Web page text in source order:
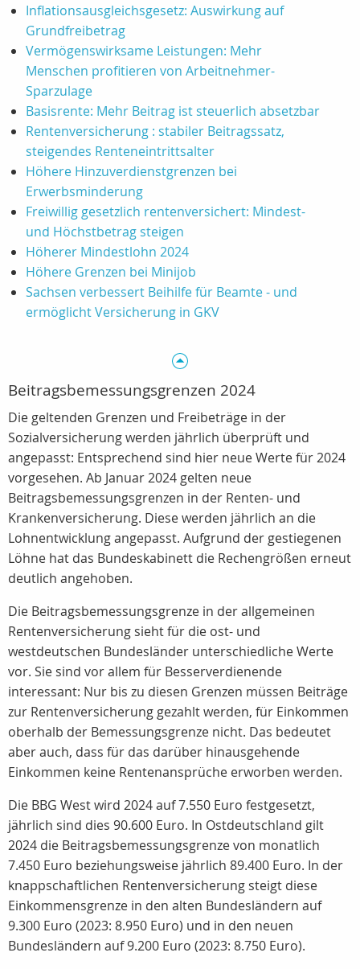
Inflationsausgleichsgesetz: Auswirkung auf
Grundfreibetrag
Vermögenswirksame Leistungen: Mehr
Menschen profitieren von Arbeitnehmer-
Sparzulage
Basisrente: Mehr Beitrag ist steuerlich absetzbar
Rentenversicherung : stabiler Beitragssatz,
steigendes Renteneintrittsalter
Höhere Hinzuverdienstgrenzen bei
Erwerbsminderung
Freiwillig gesetzlich rentenversichert: Mindest-
und Höchstbetrag steigen
Höherer Mindestlohn 2024
Höhere Grenzen bei Minijob
Sachsen verbessert Beihilfe für Beamte - und
ermöglicht Versicherung in GKV
Beitragsbemessungsgrenzen 2024
Die geltenden Grenzen und Freibeträge in der
Sozialversicherung werden jährlich überprüft und
angepasst: Entsprechend sind hier neue Werte für 2024
vorgesehen. Ab Januar 2024 gelten neue
Beitragsbemessungsgrenzen in der Renten- und
Krankenversicherung. Diese werden jährlich an die
Lohnentwicklung angepasst. Aufgrund der gestiegenen
Löhne hat das Bundeskabinett die Rechengrößen erneut
deutlich angehoben.
Die Beitragsbemessungsgrenze in der allgemeinen
Rentenversicherung sieht für die ost- und
westdeutschen Bundesländer unterschiedliche Werte
vor. Sie sind vor allem für Besserverdienende
interessant: Nur bis zu diesen Grenzen müssen Beiträge
zur Rentenversicherung gezahlt werden, für Einkommen
oberhalb der Bemessungsgrenze nicht. Das bedeutet
aber auch, dass für das darüber hinausgehende
Einkommen keine Rentenansprüche erworben werden.
Die BBG West wird 2024 auf 7.550 Euro festgesetzt,
jährlich sind dies 90.600 Euro. In Ostdeutschland gilt
2024 die Beitragsbemessungsgrenze von monatlich
7.450 Euro beziehungsweise jährlich 89.400 Euro. In der
knappschaftlichen Rentenversicherung steigt diese
Einkommensgrenze in den alten Bundesländern auf
9.300 Euro (2023: 8.950 Euro) und in den neuen
Bundesländern auf 9.200 Euro (2023: 8.750 Euro).